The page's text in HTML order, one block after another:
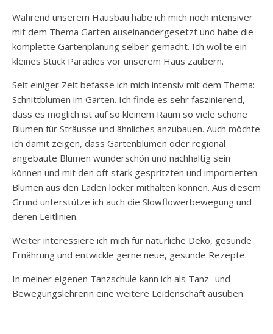
Während unserem Hausbau habe ich mich noch intensiver
mit dem Thema Garten auseinandergesetzt und habe die
komplette Gartenplanung selber gemacht. Ich wollte ein
kleines Stück Paradies vor unserem Haus zaubern.
Seit einiger Zeit befasse ich mich intensiv mit dem Thema:
Schnittblumen im Garten. Ich finde es sehr faszinierend,
dass es möglich ist auf so kleinem Raum so viele schöne
Blumen für Sträusse und ähnliches anzubauen. Auch möchte
ich damit zeigen, dass Gartenblumen oder regional
angebaute Blumen wunderschön und nachhaltig sein
können und mit den oft stark gespritzten und importierten
Blumen aus den Läden locker mithalten können. Aus diesem
Grund unterstütze ich auch die Slowflowerbewegung und
deren Leitlinien.
Weiter interessiere ich mich für natürliche Deko, gesunde
Ernährung und entwickle gerne neue, gesunde Rezepte.
In meiner eigenen Tanzschule kann ich als Tanz- und
Bewegungslehrerin eine weitere Leidenschaft ausüben.